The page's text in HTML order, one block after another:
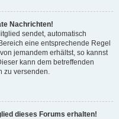
Nachrichten!
sendet, automatisch
eine entsprechende Regel
jemandem erhältst, so kannst
kann dem betreffenden
zu versenden.
dieses Forums erhalten!